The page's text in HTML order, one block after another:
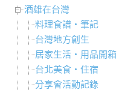
酒雄在台灣
料理食譜・筆記
台灣地方創生
居家生活・用品開箱
台北美食・住宿
分享會活動記錄